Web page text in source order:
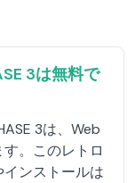
3は無料で
3は、Web
。このレトロ
ンストールは